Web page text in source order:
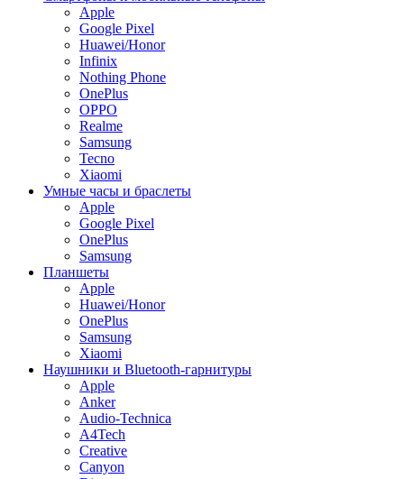
Apple
Google Pixel
Huawei/Honor
Infinix
Nothing Phone
OnePlus
OPPO
Realme
Samsung
Tecno
Xiaomi
Умные часы и браслеты
Apple
Google Pixel
OnePlus
Samsung
Планшеты
Apple
Huawei/Honor
OnePlus
Samsung
Xiaomi
Наушники и Bluetooth-гарнитуры
Apple
Anker
Audio-Technica
A4Tech
Creative
Canyon